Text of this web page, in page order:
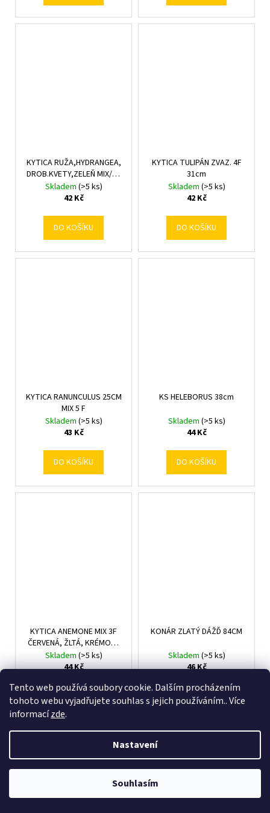
Tento web používá soubory cookie. Dalším procházením
tohoto webu vyjadřujete souhlas s jejich používáním.. Více
informacízde.
Nastavení
Souhlasím
KYTICA RUŽA,HYDRANGEA,
DROB.KVETY,ZELEŇ MIX/3F
32CM
Skladem (>5 ks)
42 Kč
DO KOŠÍKU
KYTICA TULIPÁN ZVAZ. 4F
31cm
Skladem (>5 ks)
42 Kč
DO KOŠÍKU
KYTICA RANUNCULUS 25CM
MIX 5 F
Skladem (>5 ks)
43 Kč
DO KOŠÍKU
KS HELEBORUS 38cm
Skladem (>5 ks)
44 Kč
DO KOŠÍKU
KYTICA ANEMONE MIX 3F
ČERVENÁ, ŽLTÁ, KRÉMOVÁ
38CM
Skladem (>5 ks)
44 Kč
DO KOŠÍKU
KONÁR ZLATÝ DÁŽĎ 84CM
Skladem (>5 ks)
46 Kč
DO KOŠÍKU